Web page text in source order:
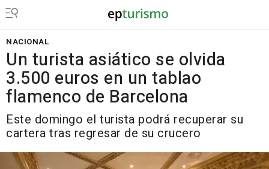
NACIONAL
Un turista asiático se olvida
3.500 euros en un tablao
flamenco de Barcelona
Este domingo el turista podrá recuperar su
cartera tras regresar de su crucero